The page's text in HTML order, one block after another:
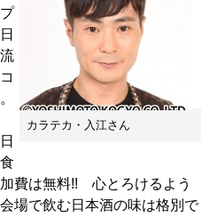
カラテカ・入江さん
費は無料!! 心とろけるよう
場で飲む日本酒の味は格別で